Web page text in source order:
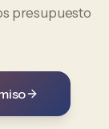
presupuesto